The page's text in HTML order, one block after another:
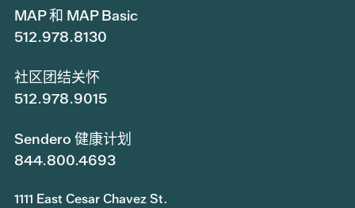
MAP 和 MAP Basic
512.978.8130
社区团结关怀
512.978.9015
Sendero 健康计划
844.800.4693
1111 East Cesar Chavez St.